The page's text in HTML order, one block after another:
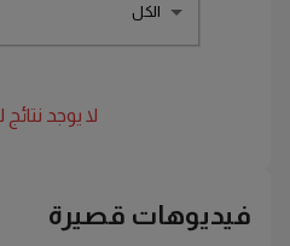
الكل
لا يوجد نتائج لـ
فيديوهات قصيرة